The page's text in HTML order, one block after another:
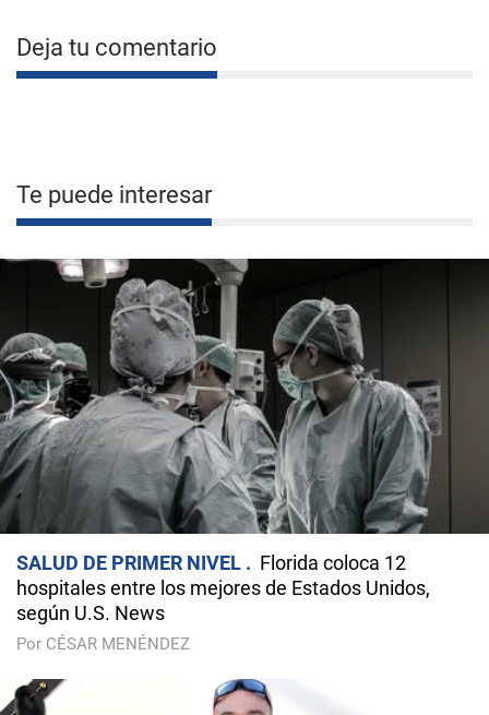
Deja tu comentario
Te puede interesar
SALUD DE PRIMER NIVEL
Florida coloca 12
hospitales entre los mejores de Estados Unidos,
según U.S. News
Por CÉSAR MENÉNDEZ